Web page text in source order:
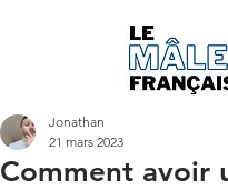
Comment avoir
Jonathan
21 mars 2023